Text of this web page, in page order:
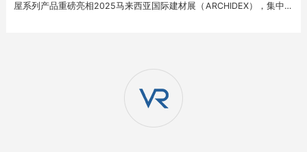
屋系列产品重磅亮相2025马来西亚国际建材展（ARCHIDEX），集中展